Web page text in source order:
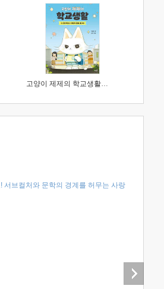
고양이 제제의 학교생활 1 : 초등학생이 이렇게 힘들 줄이야
서브컬처와 문학의 경계를 허무는 사랑